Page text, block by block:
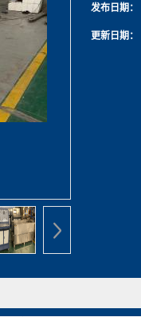
发布日期：
更新日期：